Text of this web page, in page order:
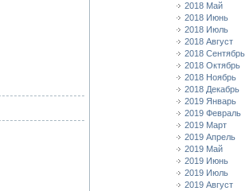
2018 Май
2018 Июнь
2018 Июль
2018 Август
2018 Сентябрь
2018 Октябрь
2018 Ноябрь
2018 Декабрь
2019 Январь
2019 Февраль
2019 Март
2019 Апрель
2019 Май
2019 Июнь
2019 Июль
2019 Август